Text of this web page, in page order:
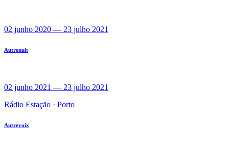
02 junho 2020 — 23 julho 2021
Autrenuit
02 junho 2021 — 23 julho 2021
Rádio Estação · Porto
Autrevoix